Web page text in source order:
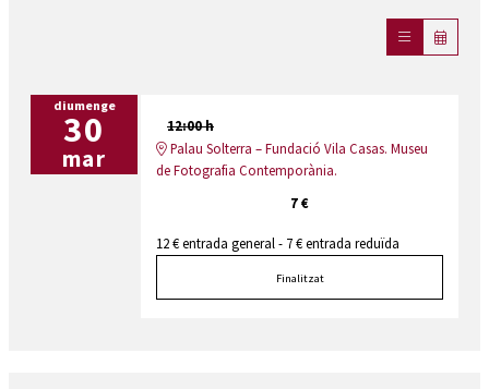
diumenge
30
mar
12:00 h
Palau Solterra – Fundació Vila Casas. Museu
de Fotografia Contemporània.
7 €
12 € entrada general - 7 € entrada reduïda
Finalitzat